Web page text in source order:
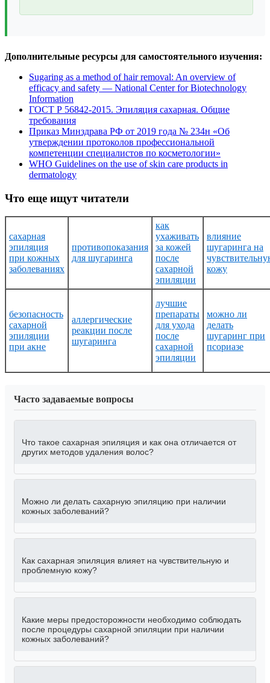
Дополнительные ресурсы для самостоятельного изучения:
Sugaring as a method of hair removal: An overview of
efficacy and safety — National Center for Biotechnology
Information
ГОСТ Р 56842-2015. Эпиляция сахарная. Общие
требования
Приказ Минздрава РФ от 2019 года № 234н «Об
утверждении протоколов профессиональной
компетенции специалистов по косметологии»
WHO Guidelines on the use of skin care products in
dermatology
Что еще ищут читатели
сахарная
эпиляция
при кожных
заболеваниях
противопоказания
для шугаринга
как
ухаживать
за кожей
после
сахарной
эпиляции
влияние
шугаринга на
кожу
безопасность
сахарной
эпиляции
при акне
аллергические
реакции после
шугаринга
лучшие
препараты
для ухода
после
сахарной
эпиляции
можно ли
делать
шугаринг при
псориазе
Часто задаваемые вопросы
Что такое сахарная эпиляция и как она отличается от
других методов удаления волос?
Можно ли делать сахарную эпиляцию при наличии
кожных заболеваний?
Как сахарная эпиляция влияет на чувствительную и
проблемную кожу?
Какие меры предосторожности необходимо соблюдать
после процедуры сахарной эпиляции при наличии
кожных заболеваний?